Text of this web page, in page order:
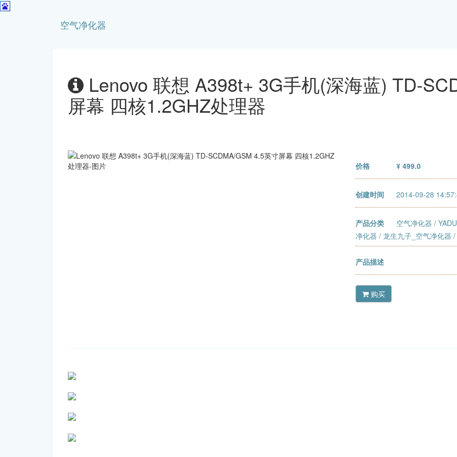
空气净化器
Lenovo 联想 A398t+ 3G手机(深海蓝) TD-
屏幕 四核1.2GHZ处理器
价格 ¥ 499.0
创建时间 2014-09-28
产品分类 空气净化器 /
净化器 / 龙生九子_空气净化器 /
产品描述
购买